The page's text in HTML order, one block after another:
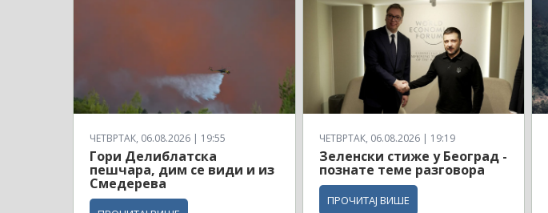
ЧЕТВРТАК, 06.08.2026 | 19:55
Гори Делиблатска
пешчара, дим се види и из
Смедерева
ЧЕТВРТАК, 06.08.2026 | 19:19
Зеленски стиже у Београд -
познате теме разговора
ПРОЧИТАЈ ВИШЕ